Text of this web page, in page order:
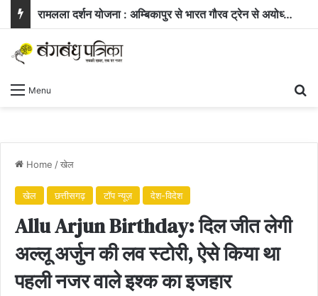
रामलला दर्शन योजना : अम्बिकापुर से भारत गौरव ट्रेन से अयोध्या और काशी के लिए रवाना हुए सरगुजा के 850 यात्री
Menu
Home /खेल
खेल छत्तीसगढ़ टॉप न्यूज़ देश-विदेश
Allu Arjun Birthday: दिल जीत लेगी
अल्लू अर्जुन की लव स्टोरी, ऐसे किया था
पहली नजर वाले इश्क का इजहार